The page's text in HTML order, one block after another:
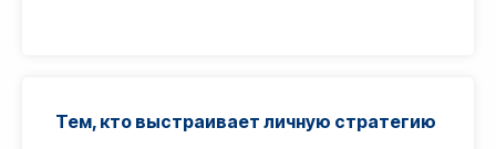
Тем, кто выстраивает личную стратегию